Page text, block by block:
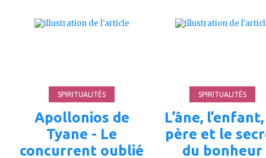
SPIRITUALITÉS
Apollonios de
Tyane - Le
concurrent oublié
SPIRITUALITÉS
L’âne,
père et le
du bonheur